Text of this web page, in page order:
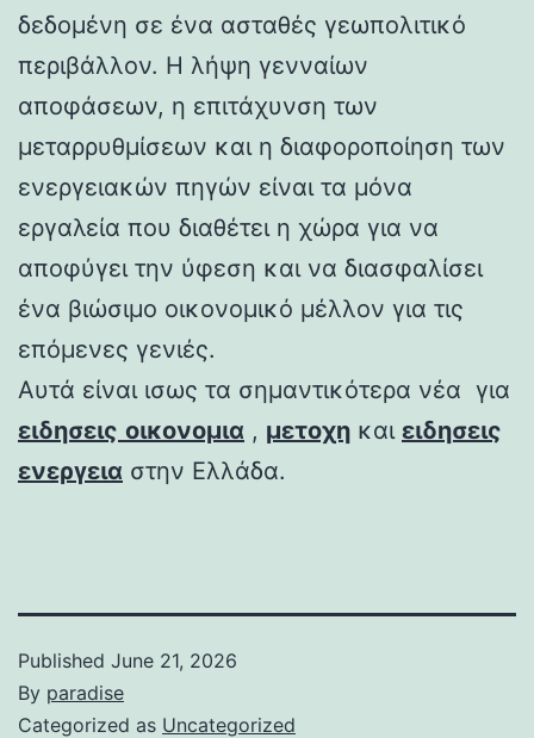
δεδομένη σε ένα ασταθές γεωπολιτικό
περιβάλλον. Η λήψη γενναίων
αποφάσεων, η επιτάχυνση των
μεταρρυθμίσεων και η διαφοροποίηση των
ενεργειακών πηγών είναι τα μόνα
εργαλεία που διαθέτει η χώρα για να
αποφύγει την ύφεση και να διασφαλίσει
ένα βιώσιμο οικονομικό μέλλον για τις
επόμενες γενιές.
Αυτά είναι ισως τα σημαντικότερα νέα για
ειδησεις οικονομια , μετοχη και ειδησεις
ενεργεια στην Ελλάδα.
Published June 21, 2026
By paradise
Categorized as Uncategorized